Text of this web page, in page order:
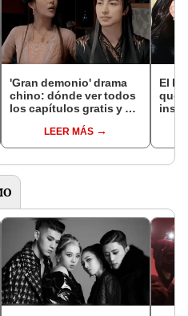
'Gran demonio' drama
chino: dónde ver todos
los capítulos gratis y en
LEER MÁS
El k-
que